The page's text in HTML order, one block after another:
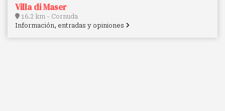
Villa di Maser
16.2 km - Cornuda
Información, entradas y opiniones